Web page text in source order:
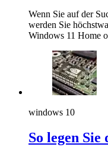
Wenn Sie auf der
werden Sie
Windows 11 Home
windows 10
So legen